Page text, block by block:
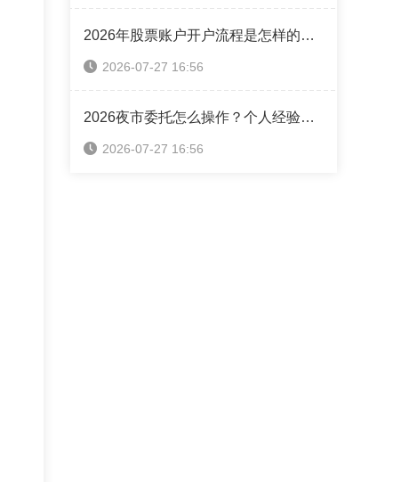
2026年股票账户开户流程是怎样的？你还在自主开户吗？（附优惠佣金获取方法）
2026-07-27 16:56
2026夜市委托怎么操作？个人经验攻略全分享
2026-07-27 16:56